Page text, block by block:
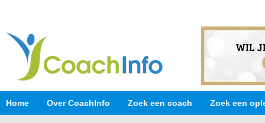
Home Over CoachInfo Zoek een coach Zoek een